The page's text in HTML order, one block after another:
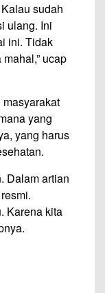
sudah
ulang. Ini
ini. Tidak
ucap
yang
yang harus
Dalam artian
Karena kita